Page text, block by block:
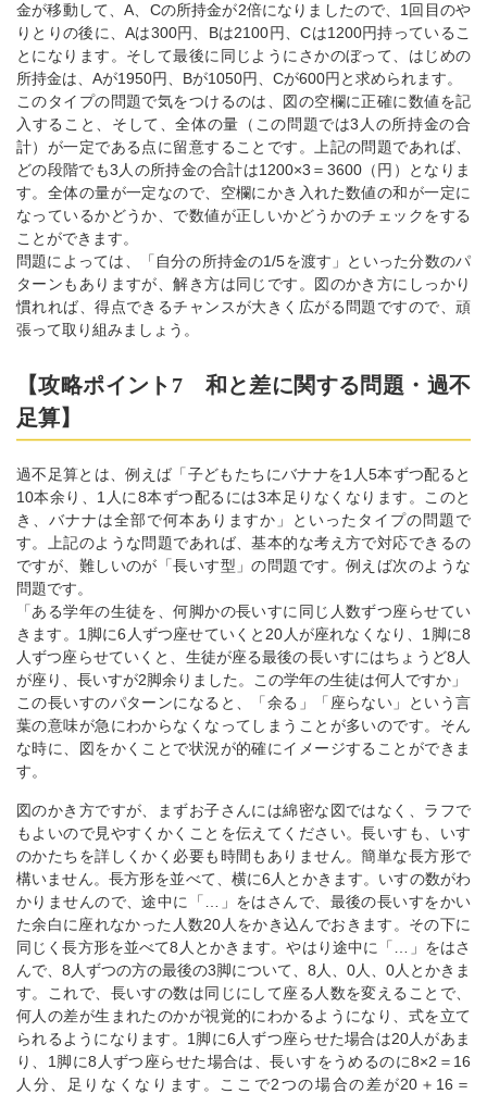
金が移動して、A、Cの所持金が2倍になりましたので、1回目のや
りとりの後に、Aは300円、Bは2100円、Cは1200円持っているこ
とになります。そして最後に同じようにさかのぼって、はじめの
所持金は、Aが1950円、Bが1050円、Cが600円と求められます。
このタイプの問題で気をつけるのは、図の空欄に正確に数値を記
入すること、そして、全体の量（この問題では3人の所持金の合
計）が一定である点に留意することです。上記の問題であれば、
どの段階でも3人の所持金の合計は1200×3＝3600（円）となりま
す。全体の量が一定なので、空欄にかき入れた数値の和が一定に
なっているかどうか、で数値が正しいかどうかのチェックをする
ことができます。
問題によっては、「自分の所持金の1/5を渡す」といった分数のパ
ターンもありますが、解き方は同じです。図のかき方にしっかり
慣れれば、得点できるチャンスが大きく広がる問題ですので、頑
張って取り組みましょう。
【攻略ポイント7 和と差に関する問題・過不
足算】
過不足算とは、例えば「子どもたちにバナナを1人5本ずつ配ると
10本余り、1人に8本ずつ配るには3本足りなくなります。このと
き、バナナは全部で何本ありますか」といったタイプの問題で
す。上記のような問題であれば、基本的な考え方で対応できるの
ですが、難しいのが「長いす型」の問題です。例えば次のような
問題です。
「ある学年の生徒を、何脚かの長いすに同じ人数ずつ座らせてい
きます。1脚に6人ずつ座せていくと20人が座れなくなり、1脚に8
人ずつ座らせていくと、生徒が座る最後の長いすにはちょうど8人
が座り、長いすが2脚余りました。この学年の生徒は何人ですか」
この長いすのパターンになると、「余る」「座らない」という言
葉の意味が急にわからなくなってしまうことが多いのです。そん
な時に、図をかくことで状況が的確にイメージすることができま
す。
図のかき方ですが、まずお子さんには綿密な図ではなく、ラフで
もよいので見やすくかくことを伝えてください。長いすも、いす
のかたちを詳しくかく必要も時間もありません。簡単な長方形で
構いません。長方形を並べて、横に6人とかきます。いすの数がわ
かりませんので、途中に「…」をはさんで、最後の長いすをかい
た余白に座れなかった人数20人をかき込んでおきます。その下に
同じく長方形を並べて8人とかきます。やはり途中に「…」をはさ
んで、8人ずつの方の最後の3脚について、8人、0人、0人とかきま
す。これで、長いすの数は同じにして座る人数を変えることで、
何人の差が生まれたのかが視覚的にわかるようになり、式を立て
られるようになります。1脚に6人ずつ座らせた場合は20人があま
り、1脚に8人ずつ座らせた場合は、長いすをうめるのに8×2＝16
人分、足りなくなります。ここで2つの場合の差が20＋16＝